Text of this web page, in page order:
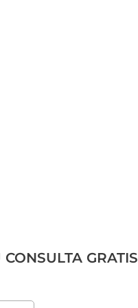
CONSULTA GRATIS